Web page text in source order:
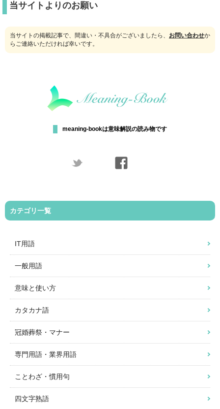
当サイトよりのお願い
当サイトの掲載記事で、間違い・不具合がございましたら、 お問い合わせか
らご連絡いただければ幸いです。
meaning-bookは意味解説の読み物です
カテゴリ一覧
IT用語
一般用語
意味と使い方
カタカナ語
冠婚葬祭・マナー
専門用語・業界用語
ことわざ・慣用句
四文字熟語